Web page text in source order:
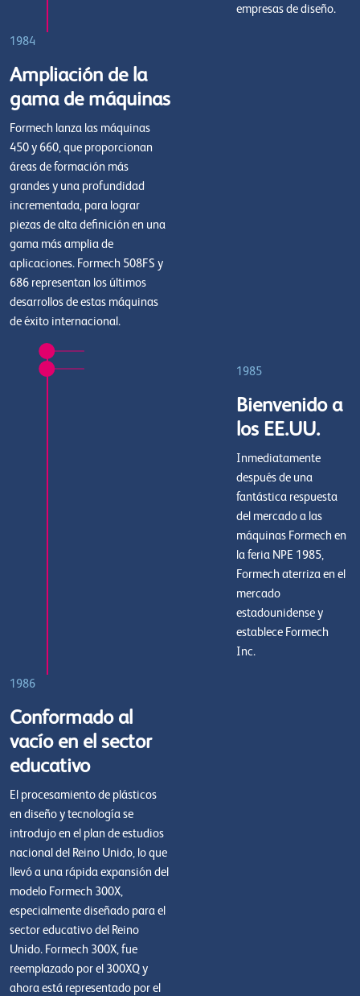
empresas de diseño.
1984
Ampliación de la
gama de máquinas
Formech lanza las máquinas
450 y 660, que proporcionan
áreas de formación más
grandes y una profundidad
incrementada, para lograr
piezas de alta definición en una
gama más amplia de
aplicaciones. Formech 508FS y
686 representan los últimos
desarrollos de estas máquinas
de éxito internacional.
1985
Bienvenido a
los EE.UU.
Inmediatamente
después de una
fantástica respuesta
del mercado a las
máquinas Formech en
la feria NPE 1985,
Formech aterriza en el
mercado
estadounidense y
establece Formech
Inc.
1986
Conformado al
vacío en el sector
educativo
El procesamiento de plásticos
en diseño y tecnología se
introdujo en el plan de estudios
nacional del Reino Unido, lo que
llevó a una rápida expansión del
modelo Formech 300X,
especialmente diseñado para el
sector educativo del Reino
Unido. Formech 300X, fue
reemplazado por el 300XQ y
ahora está representado por el